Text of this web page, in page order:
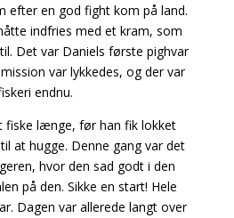
efter en god fight kom på land.
indfries med et kram, som
Det var Daniels første pighvar
var lykkedes, og der var
endnu.
fiske længe, før han fik lokket
at hugge. Denne gang var det
hvor den sad godt i den
på den. Sikke en start! Hele
Dagen var allerede langt over